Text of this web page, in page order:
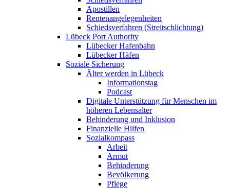
Apostillen
Rentenangelegenheiten
Schiedsverfahren (Streitschlichtung)
Lübeck Port Authority
Lübecker Hafenbahn
Lübecker Häfen
Soziale Sicherung
Älter werden in Lübeck
Informationstag
Podcast
Digitale Unterstützung für Menschen im
höheren Lebensalter
Behinderung und Inklusion
Finanzielle Hilfen
Sozialkompass
Arbeit
Armut
Behinderung
Bevölkerung
Pflege